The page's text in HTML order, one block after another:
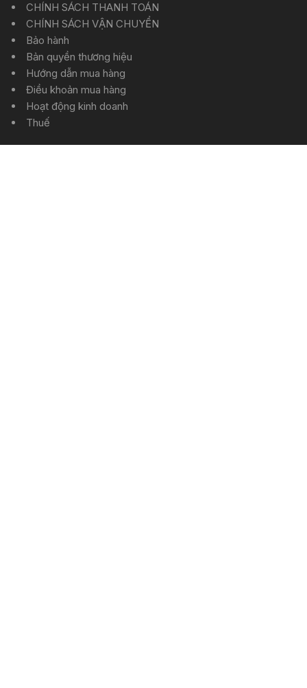
CHÍNH SÁCH THANH TOÁN
CHÍNH SÁCH VẬN CHUYỂN
Bảo hành
Bản quyền thương hiệu
Hướng dẫn mua hàng
Điều khoản mua hàng
Hoạt động kinh doanh
Thuế